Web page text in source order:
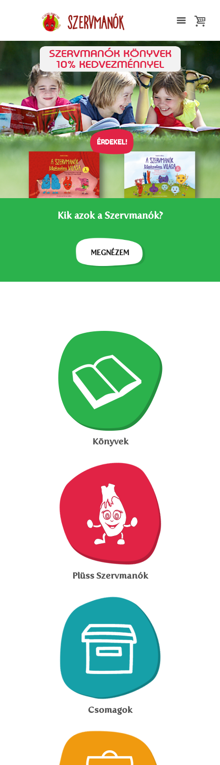
Kik azok a Szervmanók?
MEGNÉZEM
Könyvek
Plüss Szervmanók
Csomagok